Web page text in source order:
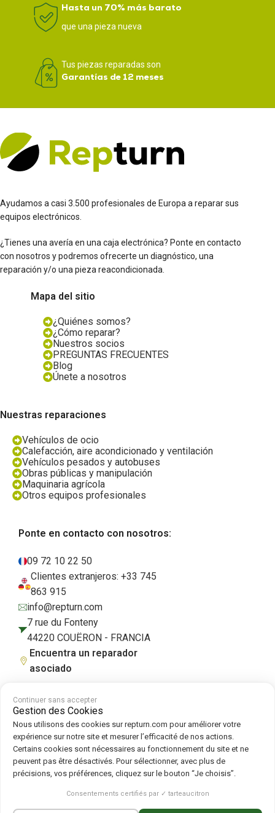
Hasta un 70% más barato
que una pieza nueva
Tus piezas reparadas son
Garantías de 12 meses
Ayudamos a casi 3.500 profesionales de Europa a reparar sus
equipos electrónicos.
¿Tienes una avería en una caja electrónica? Ponte en contacto
con nosotros y podremos ofrecerte un diagnóstico, una
reparación y/o una pieza reacondicionada.
Mapa del sitio
¿Quiénes somos?
¿Cómo reparar?
Nuestros socios
PREGUNTAS FRECUENTES
Blog
Únete a nosotros
Nuestras reparaciones
Vehículos de ocio
Calefacción, aire acondicionado y ventilación
Vehículos pesados y autobuses
Obras públicas y manipulación
Maquinaria agrícola
Otros equipos profesionales
Ponte en contacto con nosotros:
09 72 10 22 50
Clientes extranjeros: +33 745
863 915
info@repturn.com
7 rue du Fonteny
44220 COUËRON - FRANCIA
Encuentra un reparador
asociado
Condiciones generales de venta Aviso legal Política de privacidad
Cookies|Política de cookies
Síguenos en :
Repturn 2026
Continuer sans accepter
Gestion des Cookies
Nous utilisons des cookies sur repturn.com pour améliorer votre
expérience sur notre site et mesurer l’efficacité de nos actions.
Certains cookies sont nécessaires au fonctionnement du site et ne
peuvent pas être désactivés. Pour sélectionner, avec plus de
précisions, vos préférences, cliquez sur le bouton “Je choisis”.
Consentements certifiés par ✓ tarteaucitron